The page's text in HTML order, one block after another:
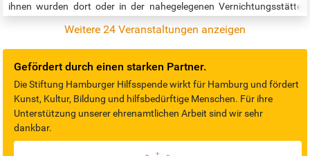
ihnen wurden dort oder in der nahegelegenen Vernichtungsstätte
Deportationen – und wie wird heute in Deutschland und Belarus an
diese Verbrechen erinnert? Eine Installation am Gedenkort "denk.mal
Hannoverscher Bahnhof" zeigt Fotografien der belarussischen
Weitere 24 Veranstaltungen anzeigen
Gefördert durch einen starken Partner.
Die Stiftung Hamburger Hilfsspende wirkt für Hamburg und fördert
Kunst, Kultur, Bildung und hilfsbedürftige Menschen. Für ihre
Unterstützung unserer ehrenamtlichen Arbeit sind wir sehr
dankbar.